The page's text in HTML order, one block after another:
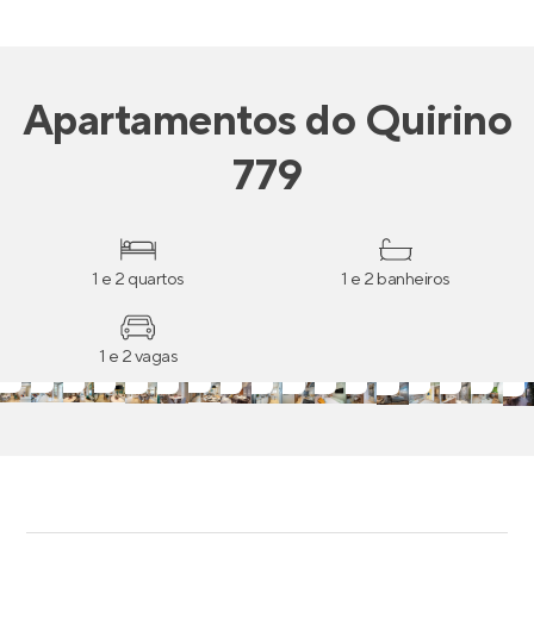
Apartamentosdo Quirino
779
1 e 2 quartos 1 e 2 banheiros
1 e 2 vagas